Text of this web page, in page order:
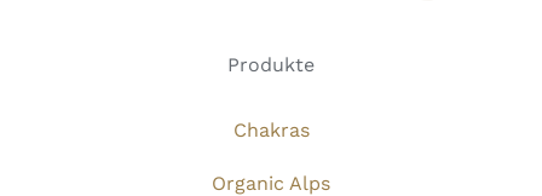
Produkte
Chakras
Organic Alps